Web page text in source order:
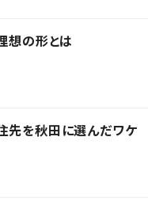
想の形とは
先を秋田に選んだワケ